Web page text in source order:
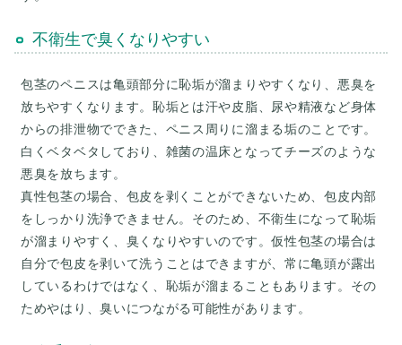
不衛生で臭くなりやすい
包茎のペニスは亀頭部分に恥垢が溜まりやすくなり、悪臭を
放ちやすくなります。恥垢とは汗や皮脂、尿や精液など身体
からの排泄物でできた、ペニス周りに溜まる垢のことです。
白くベタベタしており、雑菌の温床となってチーズのような
悪臭を放ちます。
真性包茎の場合、包皮を剥くことができないため、包皮内部
をしっかり洗浄できません。そのため、不衛生になって恥垢
が溜まりやすく、臭くなりやすいのです。仮性包茎の場合は
自分で包皮を剥いて洗うことはできますが、常に亀頭が露出
しているわけではなく、恥垢が溜まることもあります。その